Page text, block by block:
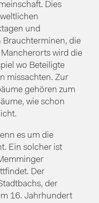
Dies
und
Brauchterminen, die
wird die
wo Beteiligte
missachten. Zur
gehören zum
wie schon
es um die
Ein solcher ist
Der
der
16. Jahrhundert